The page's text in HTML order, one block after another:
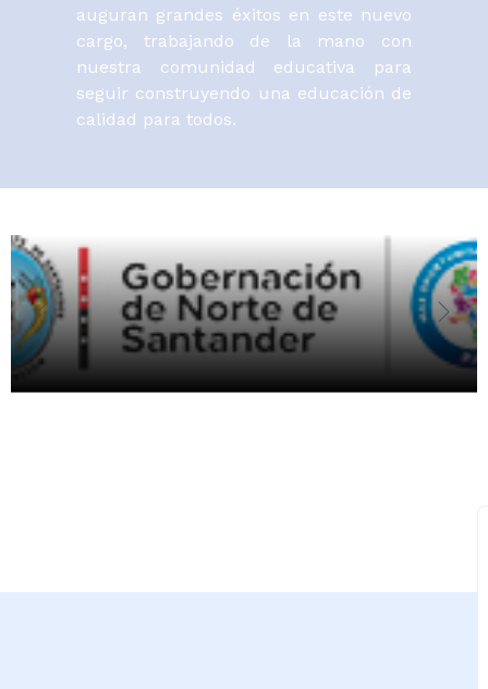
auguran grandes éxitos en este nuevo
cargo, trabajando de la mano con
nuestra comunidad educativa para
seguir construyendo una educación de
calidad para todos.